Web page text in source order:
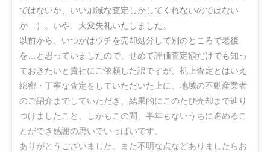
ではないか、いい加減な査定しかしてくれないのではない
か…）。いや、大変失礼いたしました。
以前から、いつかはウチを売却処分して別のところで老後
を…と思っていましたので、せめて評価査定額だけでも知っ
ておきたいと貴社にご依頼した訳ですが、机上査定とはいえ
綿密・丁寧な査定をしていただいた上に、地域の不動産業者
のご紹介までしていただき、結果的にこのたび売却まで辿り
つけましたこと、しかもこの間、半年もないうちに進めるこ
とができ感謝の思いでいっぱいです。
ありがとうございました。また不明な点などありましたらお